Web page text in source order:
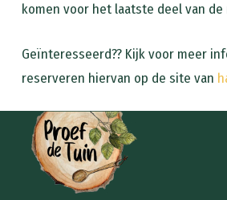
komen voor het laatste deel van de
Geïnteresseerd?? Kijk voor meer
reserveren hiervan op de site van